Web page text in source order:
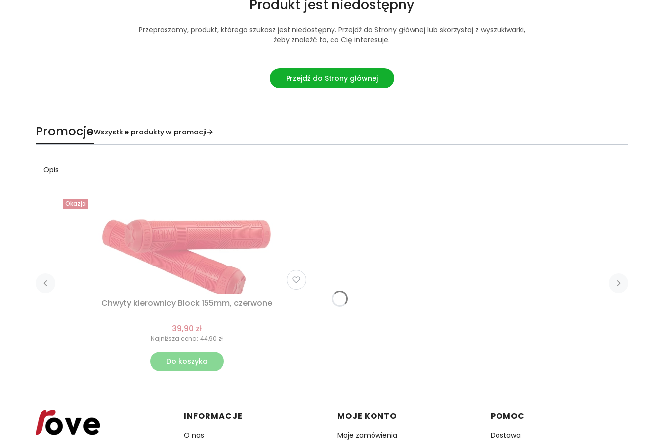
Produkt jest niedostępny
Przepraszamy, produkt, którego szukasz jest niedostępny. Przejdź do Strony głównej lub skorzystaj z wyszukiwarki,
żeby znaleźć to, co Cię interesuje.
Przejdź do Strony głównej
PromocjeWszystkie produkty w promocji
Opis
Okazja
Chwyty kierownicy Block 155mm, czerwone
39,90 zł
Najniższa cena: 44,90 zł
Do koszyka
Linki w stopce
INFORMACJE
O nas
MOJE KONTO
Moje zamówienia
POMOC
Dostawa